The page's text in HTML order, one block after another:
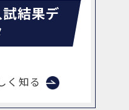
結果デ
く知る